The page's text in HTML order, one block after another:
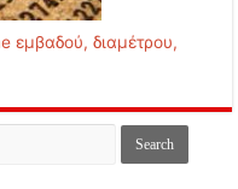
εμβαδού, διαμέτρου,